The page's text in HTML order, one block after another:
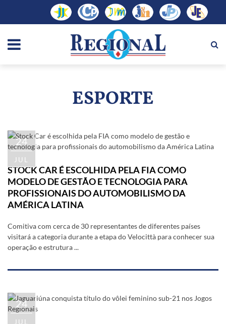
ESPORTE
24
JUL
STOCK CAR É ESCOLHIDA PELA FIA COMO
MODELO DE GESTÃO E TECNOLOGIA PARA
PROFISSIONAIS DO AUTOMOBILISMO DA
AMÉRICA LATINA
Comitiva com cerca de 30 representantes de diferentes países
visitará a categoria durante a etapa do Velocittà para conhecer sua
operação e estrutura ...
24
JUL